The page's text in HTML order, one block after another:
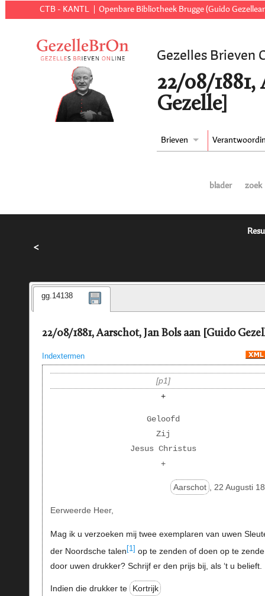
CTB - KANTL Openbare Bibliotheek Brugge (Guido
Gezelles Brieven
22/08/
Gezelle]
Brieven
blader zoek
<
gg.14138
22/08/1881, Aarschot, Jan Bols aan [Guido
Indextermen
p1
+
Geloofd
Zij
Jesus Christus
+
Aarschot , 22 Augusti
Eerweerde Heer,
Mag ik u verzoeken mij twee exemplaren van uwen
der Noordsche talen [1] op te zenden of doen op te
door uwen drukker? Schrijf er den prijs bij, als ‘t u belieft.
Indien die drukker te Kortrijk